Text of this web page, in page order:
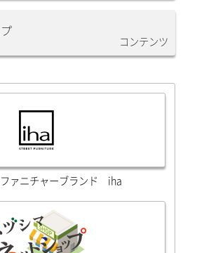
コンテンツ
ァニチャーブランド iha